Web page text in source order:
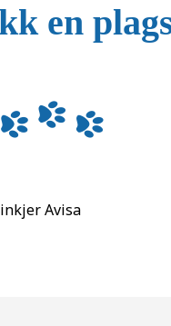
en
Avisa